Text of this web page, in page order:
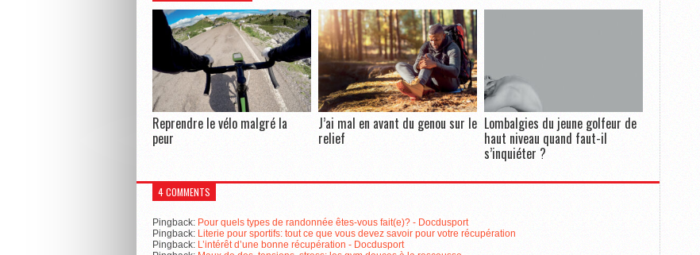
Reprendre le vélo malgré la
peur
J’ai mal en avant du genou sur le
relief
Lombalgies du jeune golfeur de
haut niveau quand faut-il
s’inquiéter ?
4 COMMENTS
Pingback: Pour quels types de randonnée êtes-vous fait(e)? - Docdusport
Pingback: Literie pour sportifs: tout ce que vous devez savoir pour votre récupération
Pingback: L’intérêt d’une bonne récupération - Docdusport